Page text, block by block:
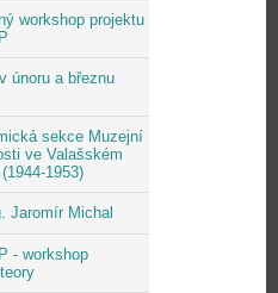
workshop projektu
únoru a březnu
sekce Muzejní
ve Valašském
1953)
Jaromír Michal
- workshop